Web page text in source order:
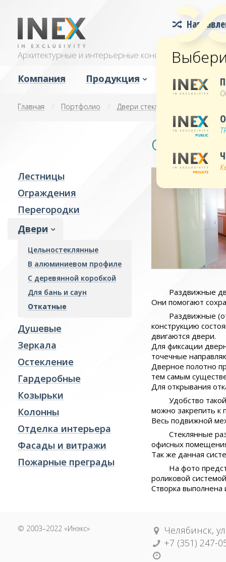
Public
Private
Архитектурные и интерьерные конструкции для
Компания Продукция
Двери распашные
Колонны
Отделка интерьера
Фасады и витражи
Стекло производство
Ревизионные люки
Услуги
Производство
Комплектация
Доставка
Главная / Портфолио / Двери стеклянные
Лестницы
Ограждения
Перегородки
Двери
Цельностеклянные
В алюминиевом профиле
С деревянной коробкой
Для бань и саун
Откатные
Душевые
Зеркала
Остекление
Гардеробные
Козырьки
Колонны
Отделка интерьера
Фасады и витражи
Пожарные преграды
Откатная
Раздвижные
Они помогают
Раздвижные
конструкцию
двигаются двери.
Для фиксации
точечные
Дверное полотно
тем самым
Для открывания
Удобство
можно закрепить к
Весь подвижной
Стеклянные
офисных
Так же данная
На фото
роликовой
Створка выполнена
© 2003–2022 «Инэкс»
Челябинск,
+7 (351) 247-